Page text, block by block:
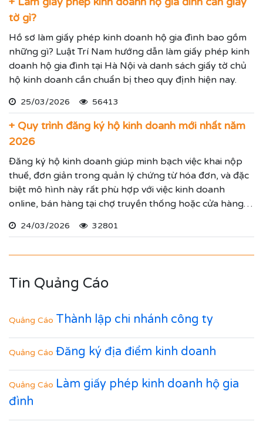
tờ gì?
Hồ sơ làm giấy phép kinh doanh hộ gia đình bao gồm
những gì? Luật Trí Nam hướng dẫn làm giấy phép kinh
doanh hộ gia đình tại Hà Nội và danh sách giấy tờ chủ
hộ kinh doanh cần chuẩn bị theo quy định hiện nay.
25/03/2026 56413
+ Quy trình đăng ký hộ kinh doanh mới nhất năm
2026
Đăng ký hộ kinh doanh giúp minh bạch việc khai nộp
thuế, đơn giản trong quản lý chứng từ hóa đơn, và đặc
biệt mô hình này rất phù hợp với việc kinh doanh
online, bán hàng tại chợ truyền thống hoặc cửa hàng
24/03/2026 32801
Tin Quảng Cáo
Quảng Cáo Thành lập chi nhánh công ty
Quảng Cáo Đăng ký địa điểm kinh doanh
Quảng Cáo Làm giấy phép kinh doanh hộ gia
đình